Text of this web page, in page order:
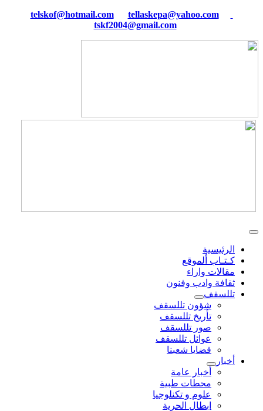
tellaskepa@yahoo.com
tskf2004@gmail.com
الرئيسية
كـتـاب ألموقع
مقالات واراء
ثقافة وادب وفنون
تللسقف
شؤون تللسقف
تأريخ تللسقف
صور تللسقف
عوائل تللسقف
قضايا شعبنا
أخبار
أخبار عامة
محطات طبية
علوم و تکنلوجیا
ابطال الحرية